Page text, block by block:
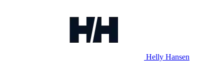
Helly Hansen